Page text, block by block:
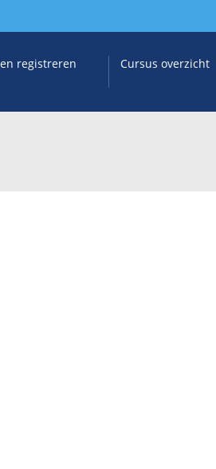
registreren Cursus overzicht